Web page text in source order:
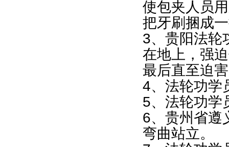
使包夹人员
把牙刷捆成
3、贵阳法轮
在地上，强
最后直至迫
4、法轮功学
5、法轮功学
6、贵州省遵
弯曲站立。